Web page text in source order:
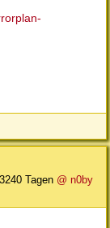
Tagen @ n0by